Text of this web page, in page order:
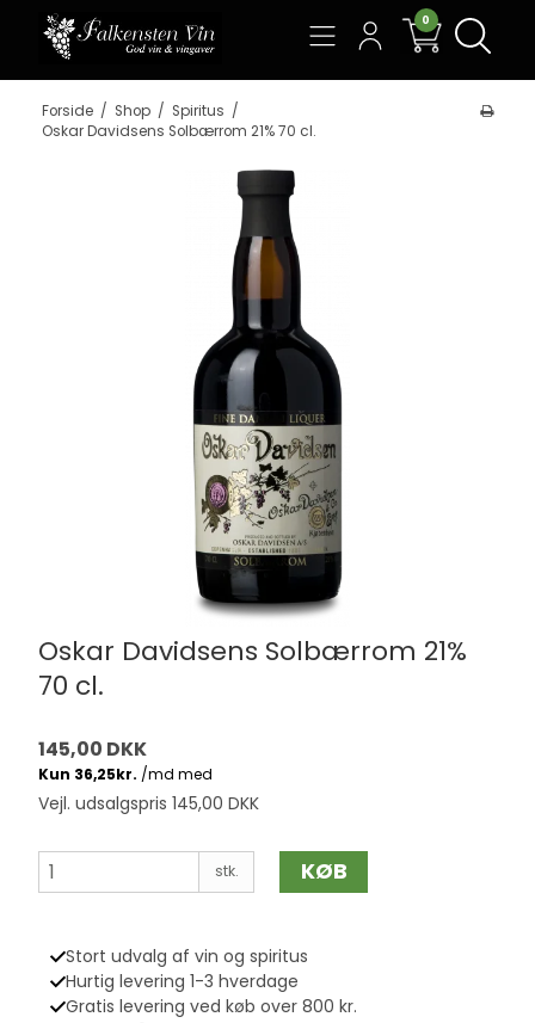
0
Forside / Shop / Spiritus /
Oskar Davidsens Solbærrom 21% 70 cl.
Oskar Davidsens Solbærrom 21%
70 cl.
145,00 DKK
Vejl. udsalgspris 145,00 DKK
stk. KØB
Stort udvalg af vin og spiritus
Hurtig levering 1-3 hverdage
Gratis levering ved køb over 800 kr.